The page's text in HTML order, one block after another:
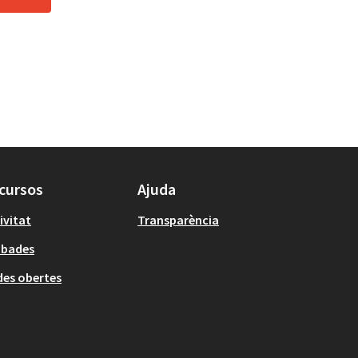
obertes
Ajuda
Transparència